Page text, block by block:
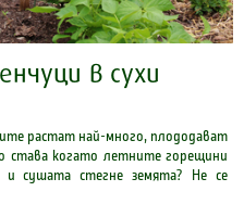
в сухи
растат най-много, плододават
когато летните горещини
сушата стегне земята? Не се